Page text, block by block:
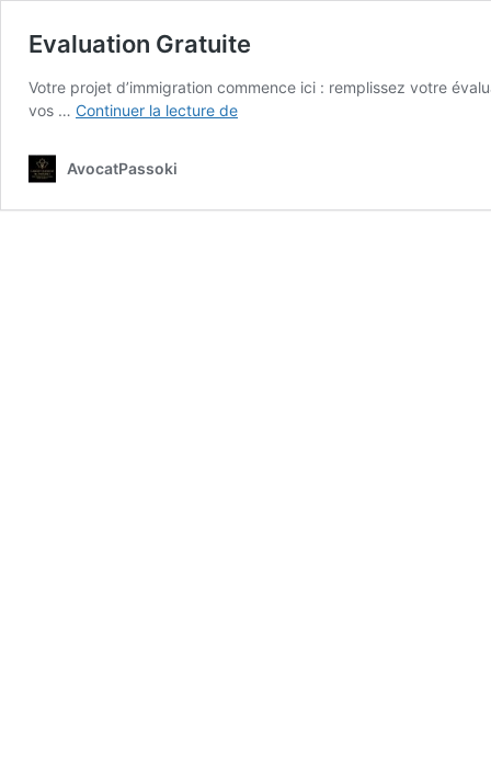
Evaluation Gratuite
Votre projet d’immigration commence ici : remplissez votre
vos … Continuer la lecture deEvaluation
AvocatPassoki